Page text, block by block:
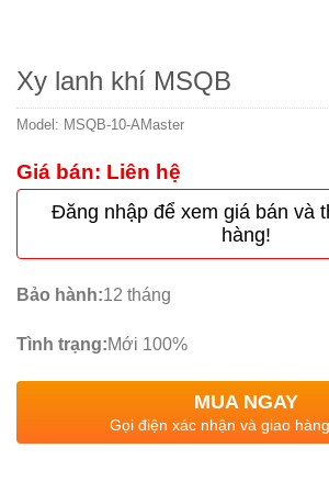
Xy lanh khí MSQB
Model: MSQB-10-AMaster
Giá bán: Liên hệ
Đăng nhập để xem giá bán và
hàng!
Bảo hành:12 tháng
Tình trạng:Mới 100%
MUA NGAY
Gọi điện xác nhận và giao